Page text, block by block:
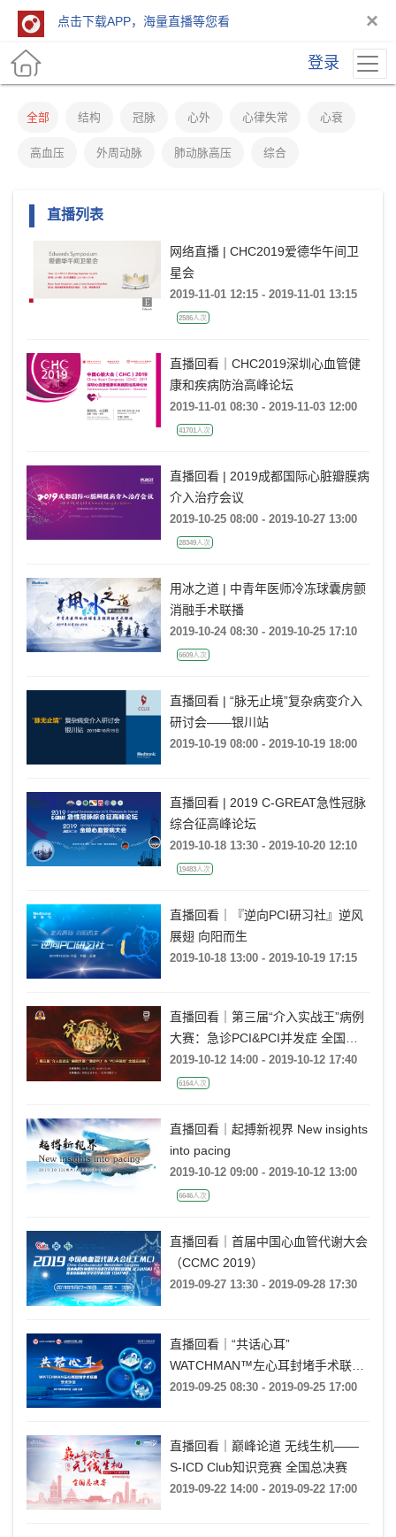
点击下载APP，海量直播等您看 ×
登录
全部 结构 冠脉 心外 心律失常 心衰
高血压 外周动脉 肺动脉高压 综合
直播列表
网络直播 | CHC2019爱德华午间卫
星会
2019-11-01 12:15 - 2019-11-01 13:15
2586人次
直播回看｜CHC2019深圳心血管健
康和疾病防治高峰论坛
2019-11-01 08:30 - 2019-11-03 12:00
41701人次
直播回看 | 2019成都国际心脏瓣膜病
介入治疗会议
2019-10-25 08:00 - 2019-10-27 13:00
28349人次
用冰之道 | 中青年医师冷冻球囊房颤
消融手术联播
2019-10-24 08:30 - 2019-10-25 17:10
6609人次
直播回看 | “脉无止境”复杂病变介入
研讨会——银川站
2019-10-19 08:00 - 2019-10-19 18:00
直播回看 | 2019 C-GREAT急性冠脉
综合征高峰论坛
2019-10-18 13:30 - 2019-10-20 12:10
19483人次
直播回看｜『逆向PCI研习社』逆风
展翅 向阳而生
2019-10-18 13:00 - 2019-10-19 17:15
直播回看｜第三届“介入实战王”病例
大赛：急诊PCI&PCI并发症 全国总
决赛
2019-10-12 14:00 - 2019-10-12 17:40
6164人次
直播回看｜起搏新视界 New insights
into pacing
2019-10-12 09:00 - 2019-10-12 13:00
6646人次
直播回看｜首届中国心血管代谢大会
（CCMC 2019）
2019-09-27 13:30 - 2019-09-28 17:30
直播回看｜“共话心耳”
WATCHMAN™左心耳封堵手术联播
学术沙龙
2019-09-25 08:30 - 2019-09-25 17:00
直播回看｜巅峰论道 无线生机——
S-ICD Club知识竞赛 全国总决赛
2019-09-22 14:00 - 2019-09-22 17:00